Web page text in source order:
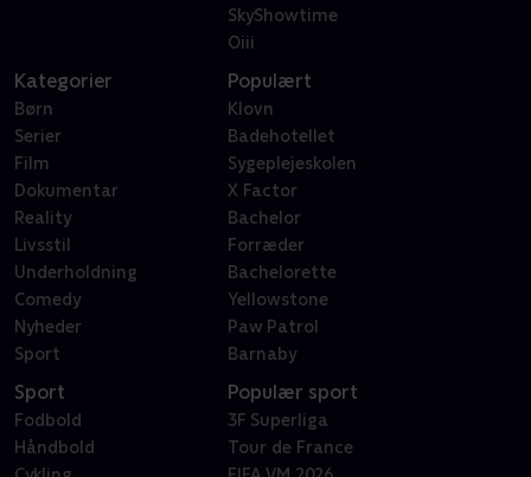
SkyShowtime
Oiii
Kategorier
Børn
Serier
Film
Dokumentar
Reality
Livsstil
Underholdning
Comedy
Nyheder
Sport
Populært
Klovn
Badehotellet
Sygeplejeskolen
X Factor
Bachelor
Forræder
Bachelorette
Yellowstone
Paw Patrol
Barnaby
Sport
Fodbold
Håndbold
Populær sport
3F Superliga
Tour de France